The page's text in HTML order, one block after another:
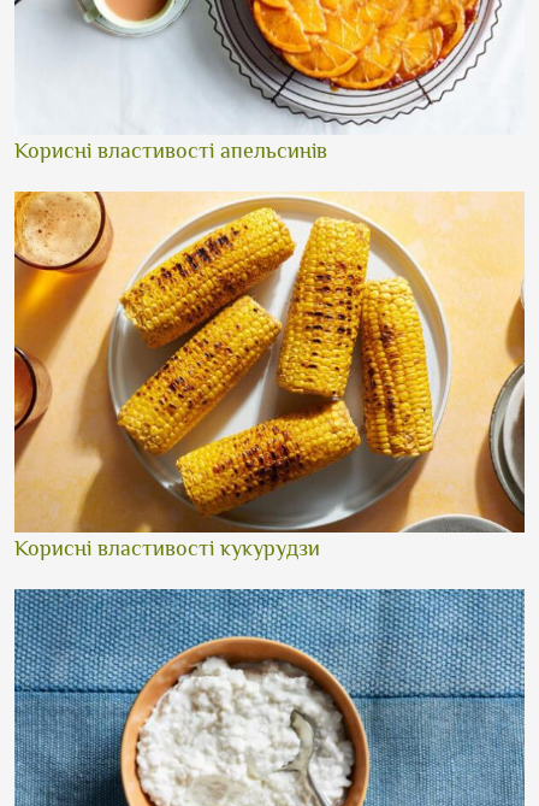
Корисні властивості апельсинів
Корисні властивості кукурудзи